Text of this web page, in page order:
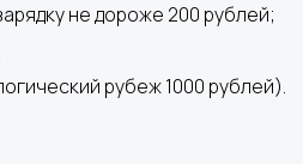
не дороже 200 рублей;
рубеж 1000 рублей).